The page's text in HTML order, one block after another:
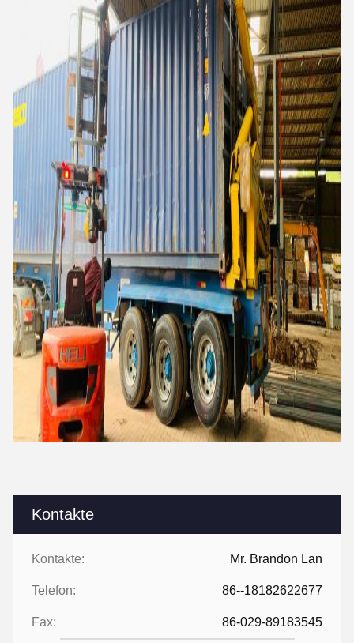
Kontakte
Kontakte: Mr. Brandon Lan
Telefon: 86--18182622677
Fax: 86-029-89183545